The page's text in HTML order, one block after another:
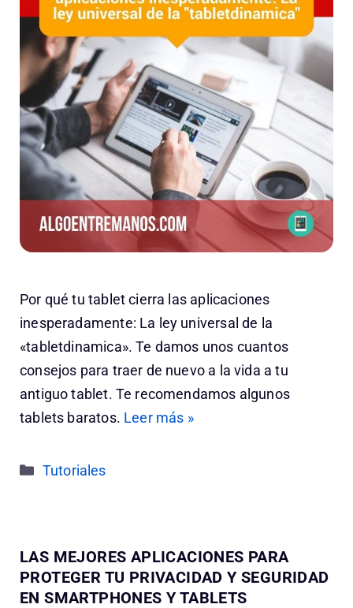
Por qué tu tablet cierra las aplicaciones
inesperadamente: La ley universal de la
«tabletdinamica». Te damos unos cuantos
consejos para traer de nuevo a la vida a tu
antiguo tablet. Te recomendamos algunos
tablets baratos. Leer más »
Categorías
Tutoriales
LAS MEJORES APLICACIONES PARA
PROTEGER TU PRIVACIDAD Y SEGURIDAD
EN SMARTPHONES Y TABLETS